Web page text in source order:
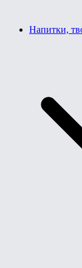
Напитки,